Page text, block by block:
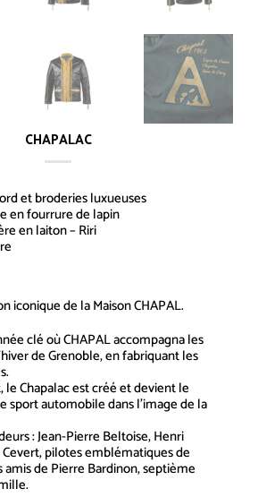
CHAPALAC
et broderies luxueuses
en fourrure de lapin
en laiton – Riri
iconique de la MaisonCHAPAL.
clé où CHAPAL accompagna les
de Grenoble, en fabriquant les
Chapalac est créé et devient le
sport automobile dans l’image de la
: Jean-Pierre Beltoise, Henri
Cevert, pilotes emblématiques de
de Pierre Bardinon, septième